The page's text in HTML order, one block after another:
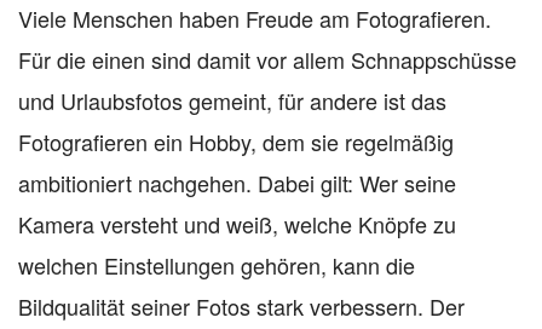
Viele Menschen haben Freude am Fotografieren.
Für die einen sind damit vor allem Schnappschüsse
und Urlaubsfotos gemeint, für andere ist das
Fotografieren ein Hobby, dem sie regelmäßig
ambitioniert nachgehen. Dabei gilt: Wer seine
Kamera versteht und weiß, welche Knöpfe zu
welchen Einstellungen gehören, kann die
Bildqualität seiner Fotos stark verbessern. Der